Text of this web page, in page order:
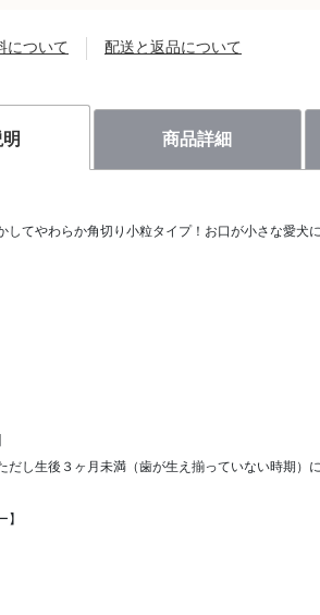
について 配送と返品について
商品詳細
してやわらか角切り小粒タイプ！お口が小さな愛犬
だし生後３ヶ月未満（歯が生え揃っていない時期）
】